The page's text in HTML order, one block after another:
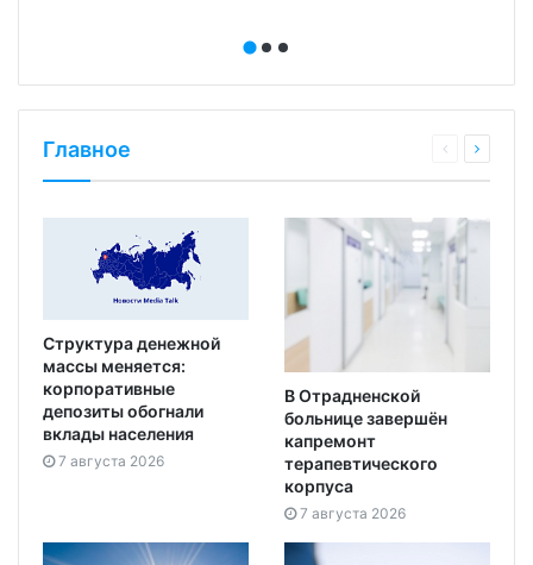
Главное
Структура денежной
массы меняется:
корпоративные
депозиты обогнали
вклады населения
7 августа 2026
В Отрадненской
больнице завершён
капремонт
терапевтического
корпуса
7 августа 2026